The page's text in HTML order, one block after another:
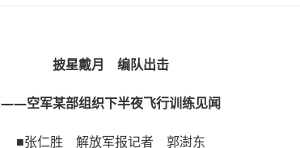
披星戴月 编队出击
——空军某部组织下半夜飞行训练见闻
■张仁胜 解放军报记者 郭澍东